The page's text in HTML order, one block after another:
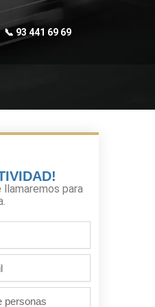
📞 93 441 69 69
para